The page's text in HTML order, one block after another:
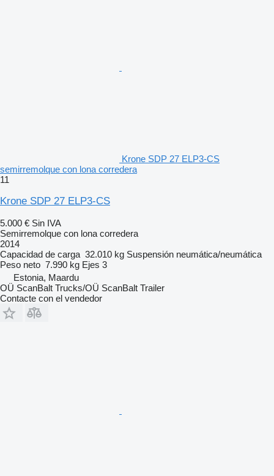
Krone SDP 27 ELP3-CS
semirremolque con lona corredera
11
Krone SDP 27 ELP3-CS
5.000 € Sin IVA
Semirremolque con lona corredera
2014
Capacidad de carga 32.010 kg Suspensión neumática/neumática
Peso neto 7.990 kg Ejes 3
Estonia, Maardu
OÜ ScanBalt Trucks/OÜ ScanBalt Trailer
Contacte con el vendedor